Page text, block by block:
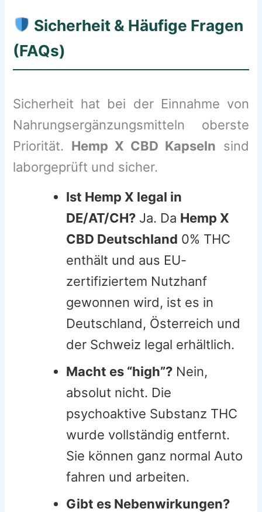
Sicherheit & Häufige Fragen
(FAQs)
Sicherheit hat bei der Einnahme von
Nahrungsergänzungsmitteln oberste
Priorität. Hemp X CBD Kapseln sind
laborgeprüft und sicher.
Ist Hemp X legal in
DE/AT/CH? Ja. Da Hemp X
CBD Deutschland 0% THC
enthält und aus EU-
zertifiziertem Nutzhanf
gewonnen wird, ist es in
Deutschland, Österreich und
der Schweiz legal erhältlich.
Macht es “high”? Nein,
absolut nicht. Die
psychoaktive Substanz THC
wurde vollständig entfernt.
Sie können ganz normal Auto
fahren und arbeiten.
Gibt es Nebenwirkungen?